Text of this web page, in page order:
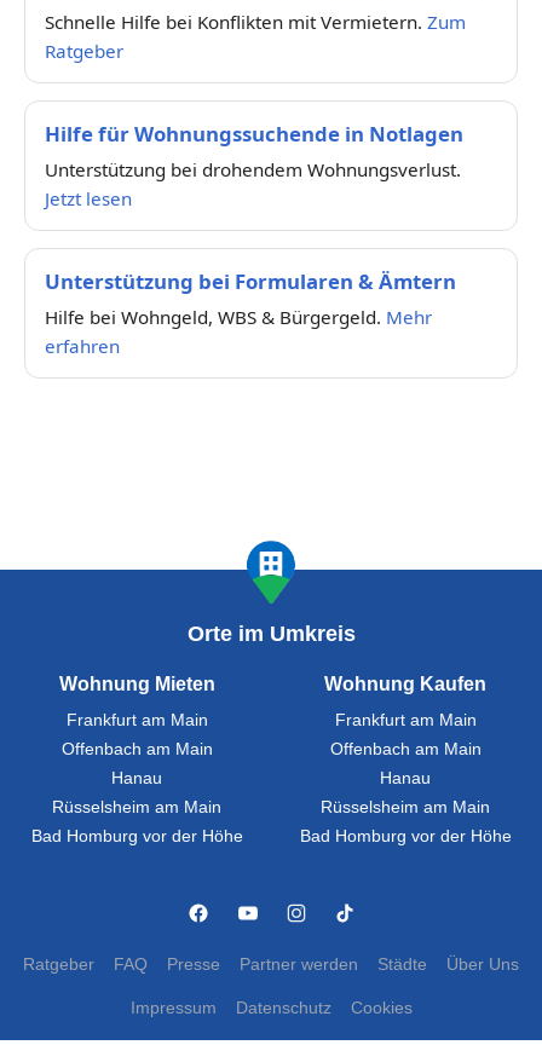
Schnelle Hilfe bei Konflikten mit Vermietern. Zum
Ratgeber
Hilfe für Wohnungssuchende in Notlagen
Unterstützung bei drohendem Wohnungsverlust.
Jetzt lesen
Unterstützung bei Formularen & Ämtern
Hilfe bei Wohngeld, WBS & Bürgergeld. Mehr
erfahren
Orte im Umkreis
Wohnung Mieten
Frankfurt am Main
Offenbach am Main
Hanau
Rüsselsheim am Main
Bad Homburg vor der Höhe
Wohnung Kaufen
Frankfurt am Main
Offenbach am Main
Hanau
Rüsselsheim am Main
Bad Homburg vor der Höhe
Ratgeber FAQ Presse Partner werden Städte Über Uns
Impressum Datenschutz Cookies